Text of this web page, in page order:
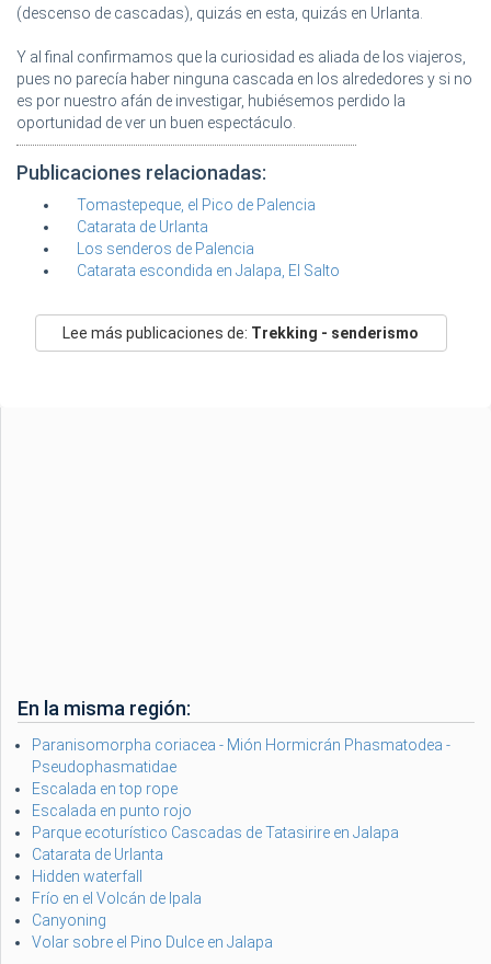
(descenso de cascadas), quizás en esta, quizás en Urlanta.
Y al final confirmamos que la curiosidad es aliada de los viajeros,
pues no parecía haber ninguna cascada en los alrededores y si no
es por nuestro afán de investigar, hubiésemos perdido la
oportunidad de ver un buen espectáculo.
Publicaciones relacionadas:
Tomastepeque, el Pico de Palencia
Catarata de Urlanta
Los senderos de Palencia
Catarata escondida en Jalapa, El Salto
Lee más publicaciones de: Trekking - senderismo
En la misma región:
Paranisomorpha coriacea - Mión Hormicrán Phasmatodea -
Pseudophasmatidae
Escalada en top rope
Escalada en punto rojo
Parque ecoturístico Cascadas de Tatasirire en Jalapa
Catarata de Urlanta
Hidden waterfall
Frío en el Volcán de Ipala
Canyoning
Volar sobre el Pino Dulce en Jalapa